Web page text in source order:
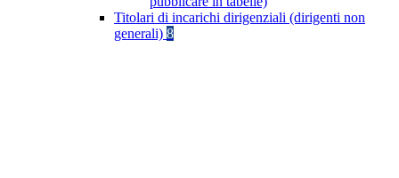
Titolari di incarichi dirigenziali (dirigenti non
generali) 8